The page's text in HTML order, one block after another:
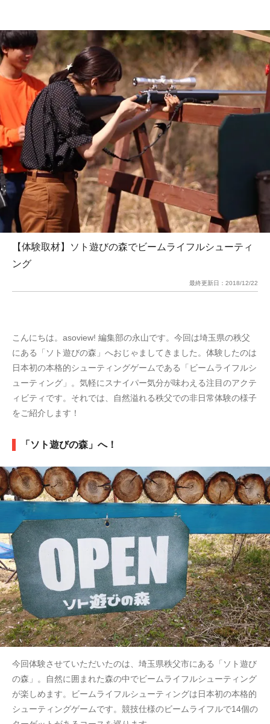
【体験取材】ソト遊びの森でビームライフルシューティ
ング
最終更新日： 2018/12/22
こんにちは。asoview! 編集部の永山です。今回は埼玉県の秩父
にある「ソト遊びの森」へおじゃましてきました。体験したのは
日本初の本格的シューティングゲームである「ビームライフルシ
ューティング」。気軽にスナイパー気分が味わえる注目のアクテ
ィビティです。それでは、自然溢れる秩父での非日常体験の様子
をご紹介します！
「ソト遊びの森」へ！
今回体験させていただいたのは、埼玉県秩父市にある「ソト遊び
の森」。自然に囲まれた森の中でビームライフルシューティング
が楽しめます。ビームライフルシューティングは日本初の本格的
シューティングゲームです。競技仕様のビームライフルで14個の